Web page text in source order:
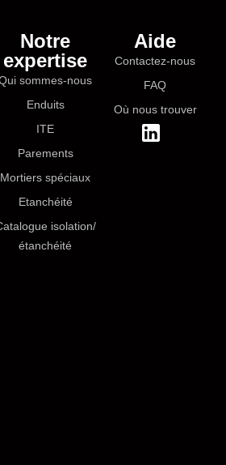
Notre
expertise
Catalogue isolation/
Aide
Où nous trouver